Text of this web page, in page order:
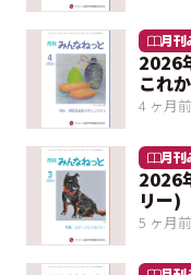
月刊
2026
これ
4 ヶ月前
月刊
2026
リー)
5 ヶ月前